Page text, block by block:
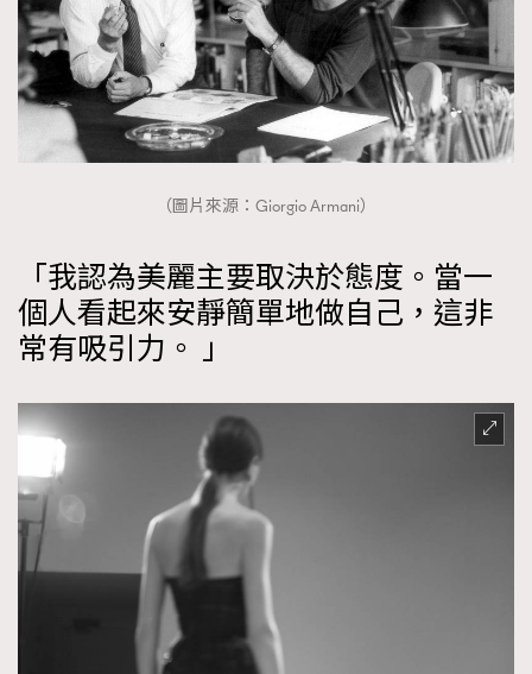
（圖片來源：Giorgio Armani）
「我認為美麗主要取決於態度。當一
個人看起來安靜簡單地做自己，這非
常有吸引力。 」